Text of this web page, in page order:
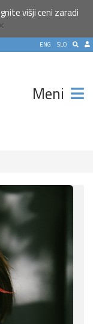
višji ceni zaradi
SLO
ENG
Meni